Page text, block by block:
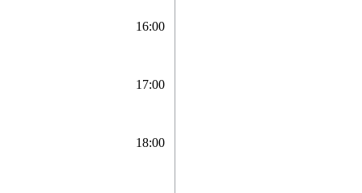
16:00
17:00
18:00